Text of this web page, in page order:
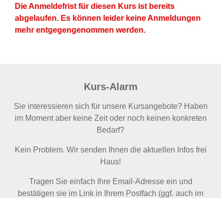
Die Anmeldefrist für diesen Kurs ist bereits
abgelaufen. Es können leider keine Anmeldungen
mehr entgegengenommen werden.
Kurs-Alarm
Sie interessieren sich für unsere Kursangebote? Haben
im Moment aber keine Zeit oder noch keinen konkreten
Bedarf?
Kein Problem. Wir senden Ihnen die aktuellen Infos frei
Haus!
Tragen Sie einfach Ihre Email-Adresse ein und
bestätigen sie im Link in Ihrem Postfach (ggf. auch im